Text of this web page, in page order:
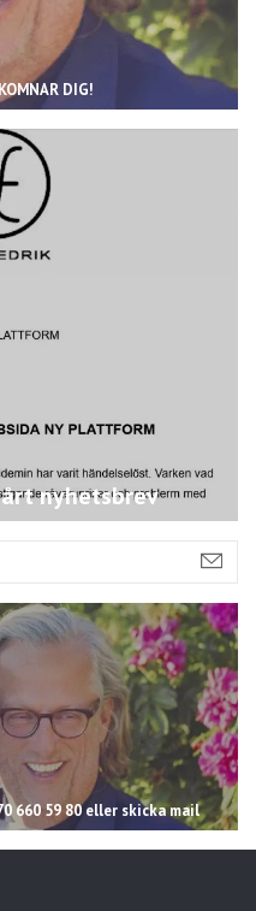
DIG!
nyhetsbrev
660 59 80 eller skicka mail